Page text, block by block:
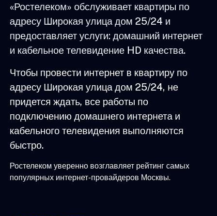
«Ростелеком» обслуживает квартиры по
адресу Широкая улица дом 25/24 и
предоставляет услуги: домашний интернет
и кабельное телевидение HD качества.
Чтобы провести интернет в квартиру по
адресу Широкая улица дом 25/24, не
придется ждать, все работы по
подключению домашнего интернета и
кабельного телевидения выполняются
быстро.
Ростелеком уверенно возглавляет рейтинг самых
популярных интернет-провайдеров Москвы.